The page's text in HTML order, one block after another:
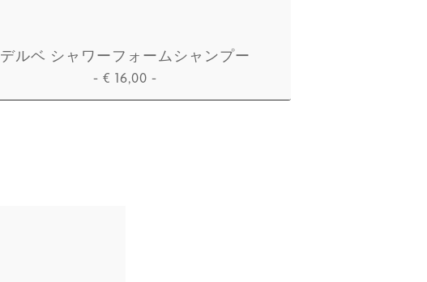
デルベ シャワーフォームシャンプー
-€ 16,00 -